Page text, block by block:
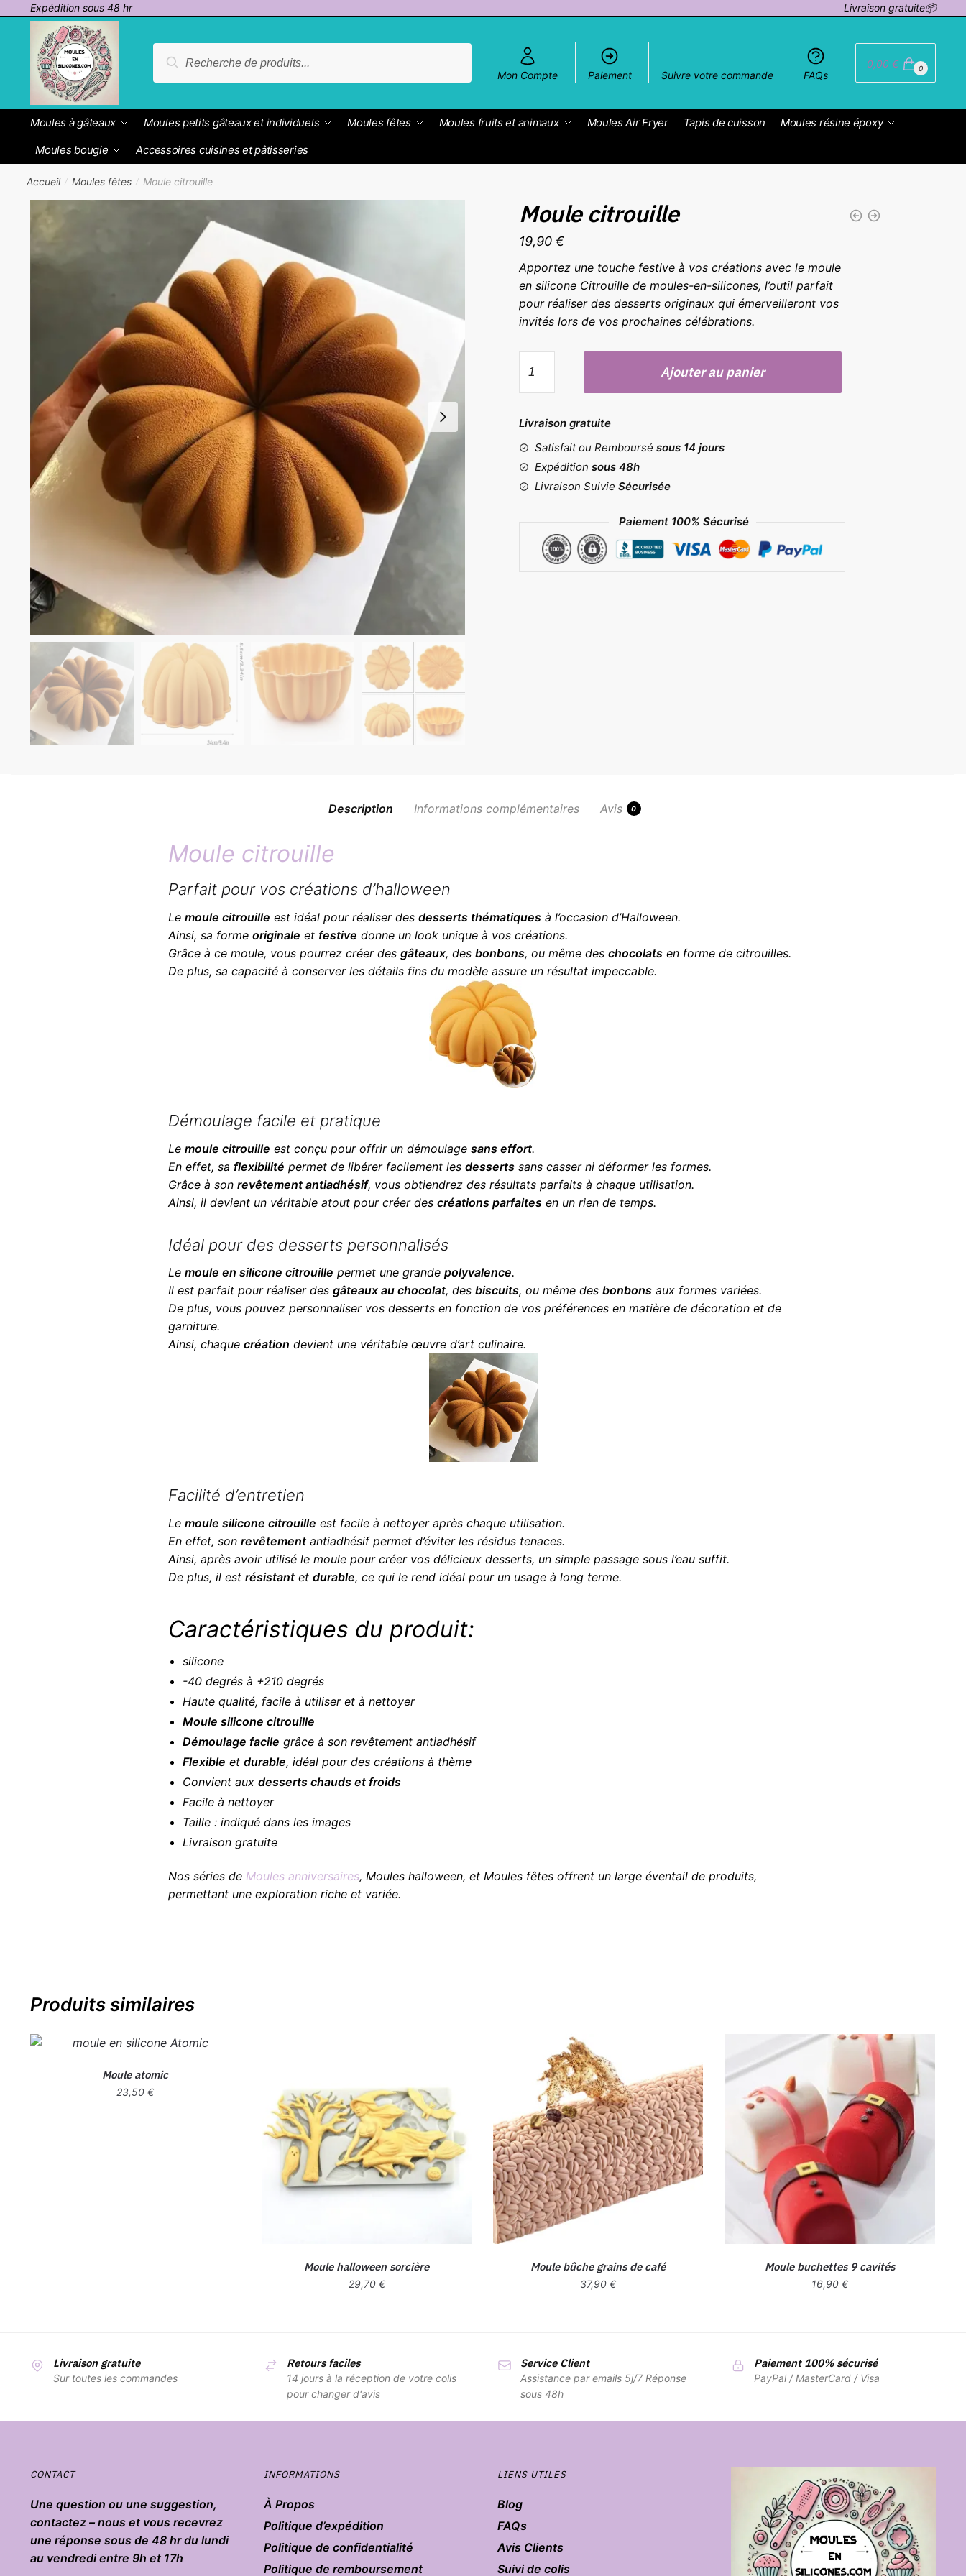
Passer
navigation
contenu
Expédition sous 48 hr Livraison gratuite📦
pour :
Recherche
Mon Compte
Paiement Suivre votre commande FAQs
0,00€ 0
Moules à gâteaux Moules petits gâteaux et individuels Moules fêtes Moules fruits et animaux Moules Air Fryer Tapis de cuisson
Moules résine époxy
Moules bougie
Accessoires cuisines et pâtisseries
Accueil / Moules fêtes / Moule citrouille
Moule citrouille
19,90€
Apportez une touche festive à vos créations avec le moule
en silicone Citrouille de moules-en-silicones, l’outil parfait
pour réaliser des desserts originaux qui émerveilleront vos
invités lors de vos prochaines célébrations.
de
Moule
Ajouter au panier
Livraison gratuite
Satisfait ou Remboursésous 14 jours
Expédition sous 48h
Livraison SuivieSécurisée
Paiement 100% Sécurisé
Description Informations complémentaires Avis 0
Moule citrouille
Parfait pour vos créations d’halloween
Le moule citrouille est idéal pour réaliser des desserts thématiquesà l’occasion d’Halloween.
Ainsi, sa forme originale et festive donne un look unique à vos créations.
Grâce à ce moule, vous pourrez créer des gâteaux, des bonbons, ou même des chocolatsen forme de citrouilles.
De plus, sa capacité à conserver les détails fins du modèle assure un résultat impeccable.
Démoulage facile et pratique
Le moule citrouille est conçu pour offrir un démoulage sans effort.
En effet, sa flexibilité permet de libérer facilement les dessertssans casser ni déformer les formes.
Grâce à son revêtement antiadhésif, vous obtiendrez des résultats parfaits à chaque utilisation.
Ainsi, il devient un véritable atout pour créer des créations parfaitesen un rien de temps.
Idéal pour des desserts personnalisés
Le moule en silicone citrouille permet une grande polyvalence.
Il est parfait pour réaliser des gâteaux au chocolat, des biscuits, ou même des bonbonsaux formes variées.
De plus, vous pouvez personnaliser vos desserts en fonction de vos préférences en matière de décoration et de
garniture.
Ainsi, chaque création devient une véritable œuvre d’art culinaire.
Facilité d’entretien
Le moule silicone citrouille est facile à nettoyer après chaque utilisation.
En effet, son revêtementantiadhésif permet d’éviter les résidus tenaces.
Ainsi, après avoir utilisé le moule pour créer vos délicieux desserts, un simple passage sous l’eau suffit.
De plus, il est résistantet durable, ce qui le rend idéal pour un usage à long terme.
Caractéristiques du produit:
silicone
-40 degrés à +210 degrés
Haute qualité, facile à utiliser et à nettoyer
Moule silicone citrouille
Démoulage facile grâce à son revêtement antiadhésif
Flexible et durable, idéal pour des créations à thème
Convient aux desserts chauds et froids
Facile à nettoyer
Taille : indiqué dans les images
Livraison gratuite
Nos séries de Moules anniversaires, Moules halloween, et Moules fêtes offrent un large éventail de produits,
permettant une exploration riche et variée.
Produits similaires
Moule atomic
23,50 €
Moule halloween sorcière
29,70 €
Moule bûche grains de café
37,90€
Moule buchettes 9 cavités
16,90 €
Livraison gratuite
Sur toutes les commandes
Retours faciles
14 jours à la réception de votre colis
pour changer d'avis
Service Client
Assistance par emails 5j/7 Réponse
sous 48h
Paiement 100% sécurisé
PayPal / MasterCard / Visa
CONTACT
Une question ou une suggestion,
contactez – nous et vous recevrez
une réponse sous de 48 hr du lundi
au vendredi entre 9h et 17h
INFORMATIONS
À Propos
Politique d’expédition
Politique de confidentialité
Politique de remboursement
LIENS UTILES
Blog
FAQs
Avis Clients
Suivi de colis